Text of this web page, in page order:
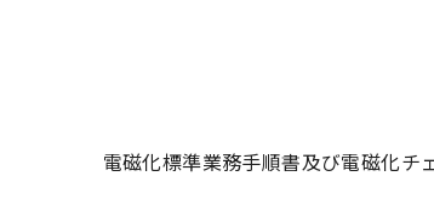
電磁化標準業務手順書及び電磁化チ